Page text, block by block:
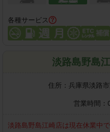
各種サービス
淡路島野島
住所： 兵庫県淡路
営業時間：
淡路島野島江崎店は現在休業中で